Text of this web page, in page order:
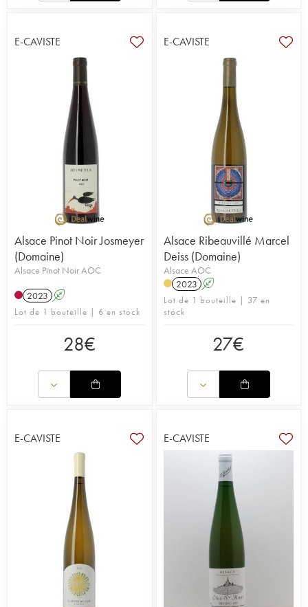
E-CAVISTE
Alsace Pinot Noir Josmeyer
(Domaine)
Alsace Pinot Noir AOC
2023 A
Lot de 1 bouteille | 6 en stock
28€
E-CAVISTE
Alsace Ribeauvillé Marcel
Deiss (Domaine)
Alsace AOC
2023 A
Lot de 1 bouteille | 37 en
stock
27€
E-CAVISTE E-CAVISTE